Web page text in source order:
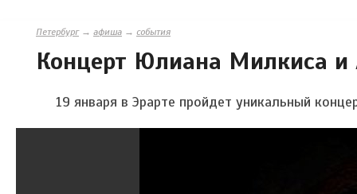
Петербург→ афиша → события
Концерт Юлиана Милкиса и
19 января в Эрарте пройдет уникальный